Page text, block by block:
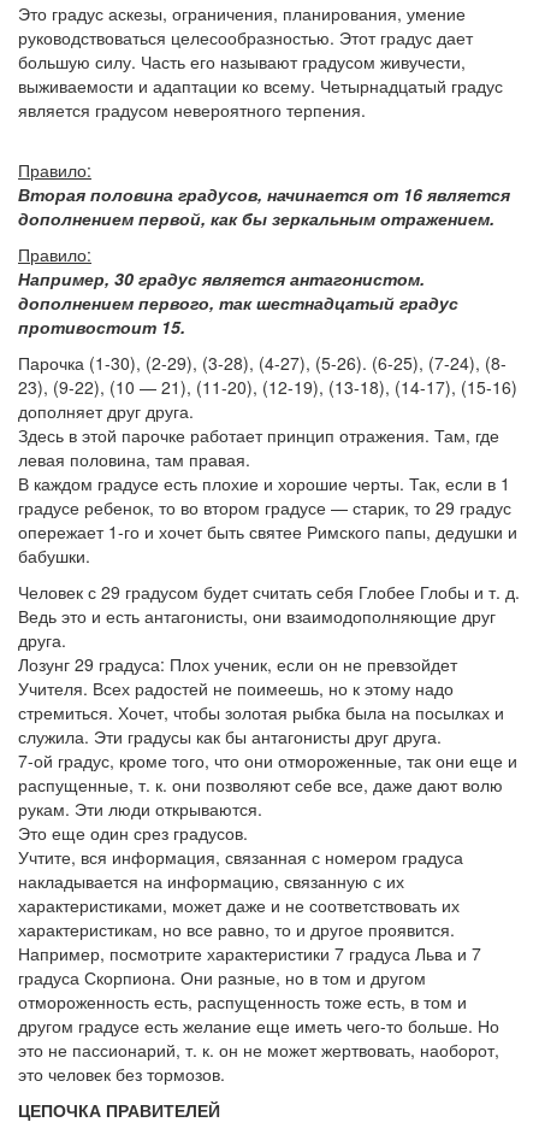
Это градус аскезы, ограничения, планирования, умение
руководствоваться целесообразностью. Этот градус дает
большую силу. Часть его называют градусом живучести,
выживаемости и адаптации ко всему. Четырнадцатый градус
является градусом невероятного терпения.
Правило:
Вторая половина градусов, начинается от 16 является
дополнением первой, как бы зеркальным отражением.
Правило:
Например, 30 градус является антагонистом.
дополнением первого, так шестнадцатый градус
противостоит 15.
Парочка (1-30), (2-29), (3-28), (4-27), (5-26). (6-25), (7-24), (8-
23), (9-22), (10 — 21), (11-20), (12-19), (13-18), (14-17), (15-16)
дополняет друг друга.
Здесь в этой парочке работает принцип отражения. Там, где
левая половина, там правая.
В каждом градусе есть плохие и хорошие черты. Так, если в 1
градусе ребенок, то во втором градусе — старик, то 29 градус
опережает 1-го и хочет быть святее Римского папы, дедушки и
бабушки.
Человек с 29 градусом будет считать себя Глобее Глобы и т. д.
Ведь это и есть антагонисты, они взаимодополняющие друг
друга.
Лозунг 29 градуса: Плох ученик, если он не превзойдет
Учителя. Всех радостей не поимеешь, но к этому надо
стремиться. Хочет, чтобы золотая рыбка была на посылках и
служила. Эти градусы как бы антагонисты друг друга.
7-ой градус, кроме того, что они отмороженные, так они еще и
распущенные, т. к. они позволяют себе все, даже дают волю
рукам. Эти люди открываются.
Это еще один срез градусов.
Учтите, вся информация, связанная с номером градуса
накладывается на информацию, связанную с их
характеристиками, может даже и не соответствовать их
характеристикам, но все равно, то и другое проявится.
Например, посмотрите характеристики 7 градуса Льва и 7
градуса Скорпиона. Они разные, но в том и другом
отмороженность есть, распущенность тоже есть, в том и
другом градусе есть желание еще иметь чего-то больше. Но
это не пассионарий, т. к. он не может жертвовать, наоборот,
это человек без тормозов.
ЦЕПОЧКА ПРАВИТЕЛЕЙ